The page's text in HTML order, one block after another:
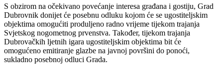
S obzirom na očekivano povećanje interesa građana i gostiju, Grad
Dubrovnik donijet će posebnu odluku kojom će se ugostiteljskim
objektima omogućiti produljeno radno vrijeme tijekom trajanja
Svjetskog nogometnog prvenstva. Također, tijekom trajanja
Dubrovačkih ljetnih igara ugostiteljskim objektima bit će
omogućeno emitiranje glazbe na javnoj površini do ponoći,
sukladno posebnoj odluci Grada.